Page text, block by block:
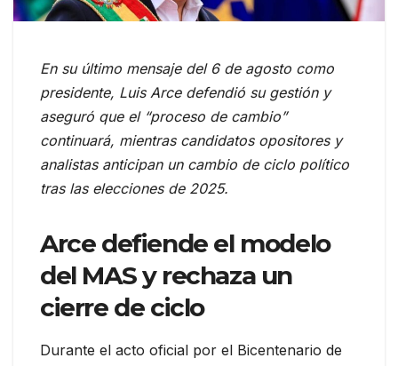
En su último mensaje del 6 de agosto como
presidente, Luis Arce defendió su gestión y
aseguró que el “proceso de cambio”
continuará, mientras candidatos opositores y
analistas anticipan un cambio de ciclo político
tras las elecciones de 2025.
Arce defiende el modelo
del MAS y rechaza un
cierre de ciclo
Durante el acto oficial por el Bicentenario de